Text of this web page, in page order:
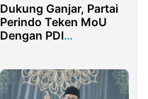
Dukung Ganjar, Partai
Perindo Teken MoU
Dengan PDI